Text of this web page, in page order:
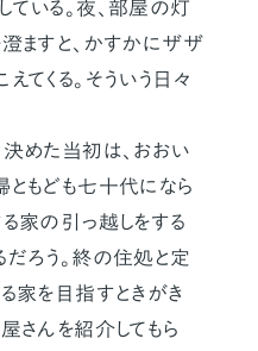
いる。夜、部屋の灯
ますと、かすかにザザ
てくる。そういう日々
めた当初は、おおい
ともども七十代になら
家の引っ越しをする
ろう。終の住処と定
家を目指すときがき
さんを紹介してもら